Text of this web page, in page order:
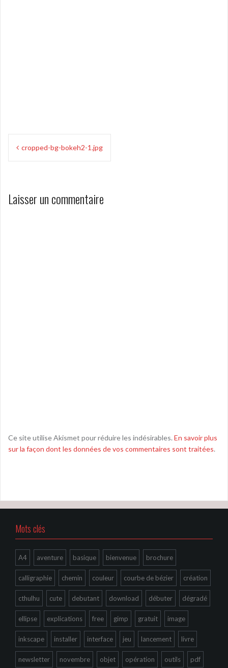
Navigation
cropped-bg-bokeh2-1.jpg
Laisser un commentaire
Ce site utilise Akismet pour réduire les indésirables. En savoir plus
sur la façon dont les données de vos commentaires sont traitées.
Mots clés
A4 aventure basique bienvenue brochure
calligraphie chemin couleur courbe de bézier création
cthulhu cute debutant download débuter dégradé
ellipse explications free gimp gratuit image
inkscape installer interface jeu lancement livre
newsletter novembre objet opération outils pdf